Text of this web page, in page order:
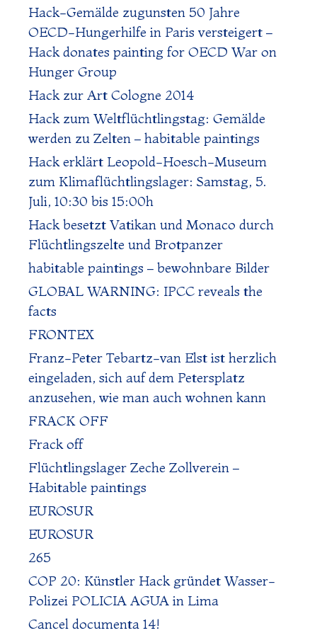
Hack-Gemälde zugunsten 50 Jahre
OECD-Hungerhilfe in Paris versteigert –
Hack donates painting for OECD War on
Hunger Group
Hack zur Art Cologne 2014
Hack zum Weltflüchtlingstag: Gemälde
werden zu Zelten – habitable paintings
Hack erklärt Leopold-Hoesch-Museum
zum Klimaflüchtlingslager: Samstag, 5.
Juli, 10:30 bis 15:00h
Hack besetzt Vatikan und Monaco durch
Flüchtlingszelte und Brotpanzer
habitable paintings – bewohnbare Bilder
GLOBAL WARNING: IPCC reveals the
facts
FRONTEX
Franz-Peter Tebartz-van Elst ist herzlich
eingeladen, sich auf dem Petersplatz
anzusehen, wie man auch wohnen kann
FRACK OFF
Frack off
Flüchtlingslager Zeche Zollverein –
Habitable paintings
EUROSUR
EUROSUR
265
COP 20: Künstler Hack gründet Wasser-
Polizei POLICIA AGUA in Lima
Cancel documenta 14!